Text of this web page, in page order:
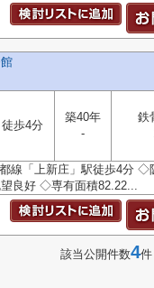
徒歩4分
築40年
-
鉄
「上新庄」駅徒歩4分 ◇
良好 ◇専有面積82.22...
該当公開件数4